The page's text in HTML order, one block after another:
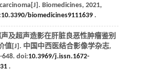
Biomedicines, 2021,
10.3390/biomedicines9111639.
及超声造影在肝脏良恶性肿瘤鉴别
值[J]. 中国中西医结合影像学杂志,
648. doi:10.3969/j.issn.1672-
.